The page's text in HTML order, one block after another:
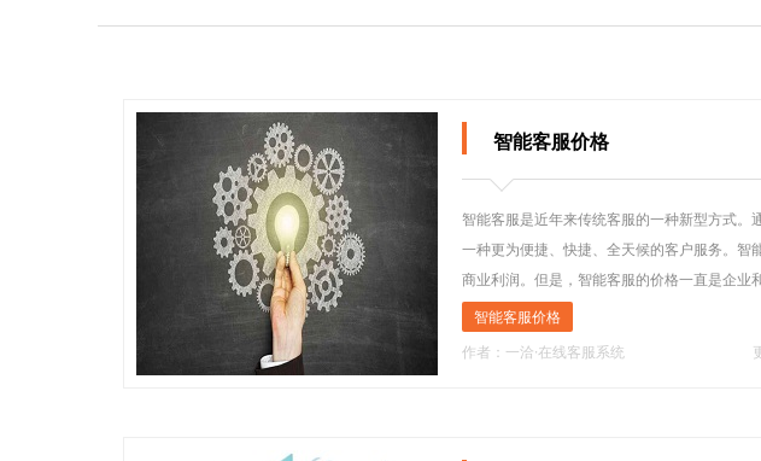
智能客服价格
智能客服是近年来传统客服的一种新型方式
一种更为便捷、快捷、全天候的客户服务。智
商业利润。但是，智能客服的价格一直是企业
智能客服价格
作者：一洽·在线客服系统